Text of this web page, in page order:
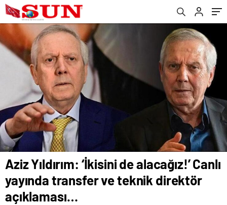
açıklaması…
Aziz Yıldırım: ‘İkisini de alacağız!’ Canlı
yayında transfer ve teknik direktör
açıklaması…